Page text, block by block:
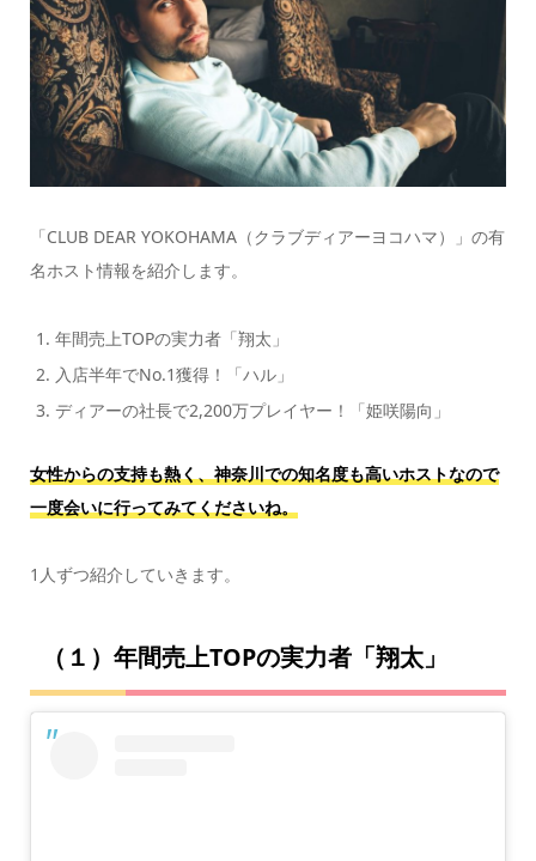
「CLUB DEAR YOKOHAMA（クラブディアーヨコハマ）」の有
名ホスト情報を紹介します。
年間売上TOPの実力者「翔太」
入店半年でNo.1獲得！「ハル」
ディアーの社長で2,200万プレイヤー！「姫咲陽向」
女性からの支持も熱く、神奈川での知名度も高いホストなので
一度会いに行ってみてくださいね。
1人ずつ紹介していきます。
（１）年間売上TOPの実力者「翔太」